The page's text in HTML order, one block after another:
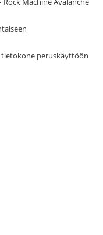
tietokone peruskäyttöön